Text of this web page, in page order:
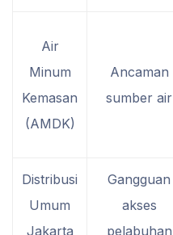
Air
Minum
Kemasan
(AMDK)
Ancaman
sumber air
Distribusi
Umum
Jakarta
Gangguan
akses
pelabuhan